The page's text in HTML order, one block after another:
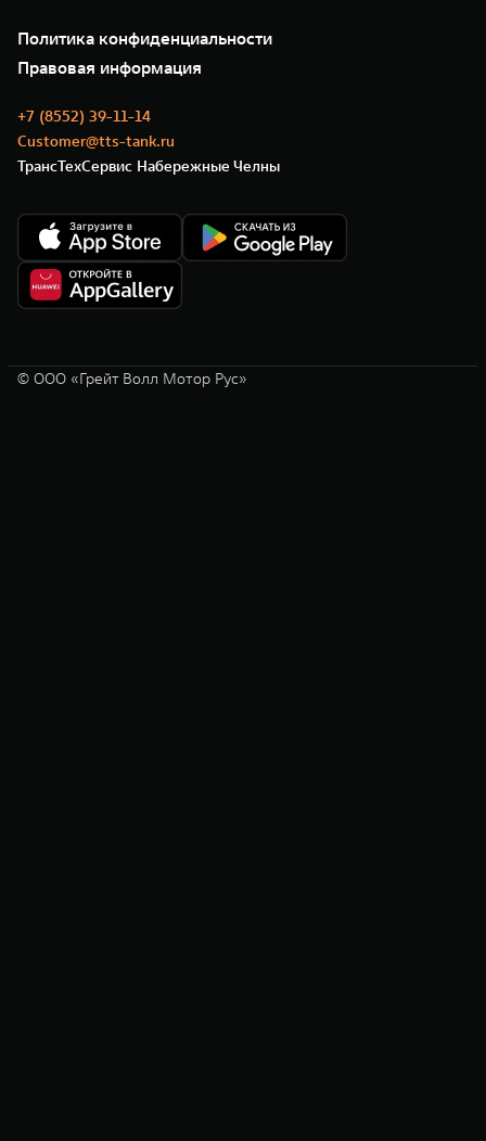
Сервис
Нулевое ТО
Моторные масла
35 лет GWM
GWM ТЕХ ДЕНЬ
Новости
Политика конфиденциальности
Правовая информация
+7 (8552) 39-11-14
Customer@tts-tank.ru
ТрансТехСервис Набережные Челны
© ООО «Грейт Волл Мотор Рус»